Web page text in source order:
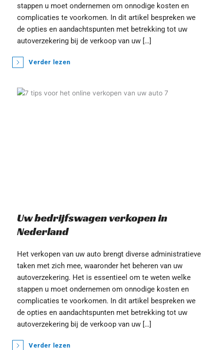
stappen u moet ondernemen om onnodige kosten en
complicaties te voorkomen. In dit artikel bespreken we
de opties en aandachtspunten met betrekking tot uw
autoverzekering bij de verkoop van uw […]
Verder lezen
Uw bedrijfswagen verkopen in
Nederland
Het verkopen van uw auto brengt diverse administratieve
taken met zich mee, waaronder het beheren van uw
autoverzekering. Het is essentieel om te weten welke
stappen u moet ondernemen om onnodige kosten en
complicaties te voorkomen. In dit artikel bespreken we
de opties en aandachtspunten met betrekking tot uw
autoverzekering bij de verkoop van uw […]
Verder lezen